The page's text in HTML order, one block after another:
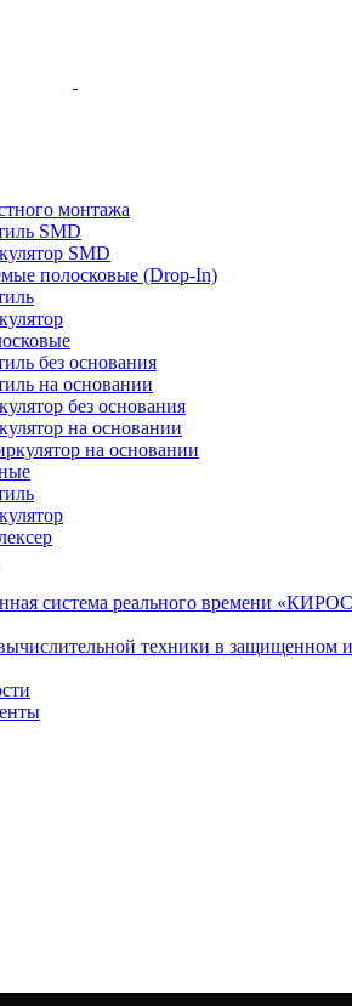
монтажа
SMD
SMD
полосковые (Drop-In)
без основания
на основании
без основания
на основании
на основании
система реального времени
техники в защищенном